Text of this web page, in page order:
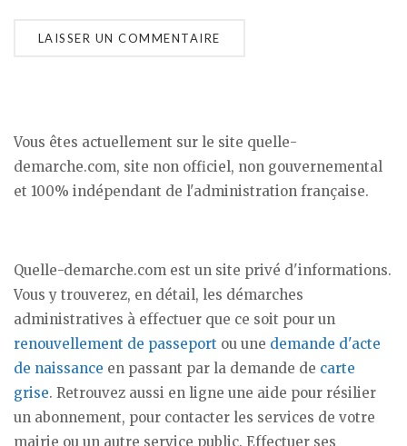
Vous êtes actuellement sur le site quelle-
demarche.com, site non officiel, non gouvernemental
et 100% indépendant de l'administration française.
Quelle-demarche.com est un site privé d'informations.
Vous y trouverez, en détail, les démarches
administratives à effectuer que ce soit pour un
renouvellement de passeport ou une demande d'acte
de naissance en passant par la demande de carte
grise. Retrouvez aussi en ligne une aide pour résilier
un abonnement, pour contacter les services de votre
mairie ou un autre service public. Effectuer ses